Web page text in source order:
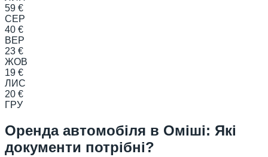
59 €
СЕР
40 €
ВЕР
23 €
ЖОВ
19 €
ЛИС
20 €
ГРУ
Оренда автомобіля в Оміші: Які
документи потрібні?